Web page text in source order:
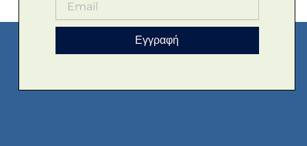
Εγγραφή